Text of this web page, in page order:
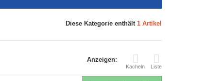
Diese Kategorie enthält 1 Artikel
Anzeigen:
Kacheln Liste